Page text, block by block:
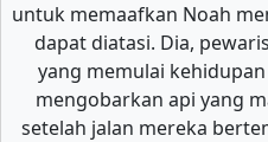
untuk memaafkan Noah
dapat diatasi. Dia,
yang memulai
mengobarkan api yang
setelah jalan mereka